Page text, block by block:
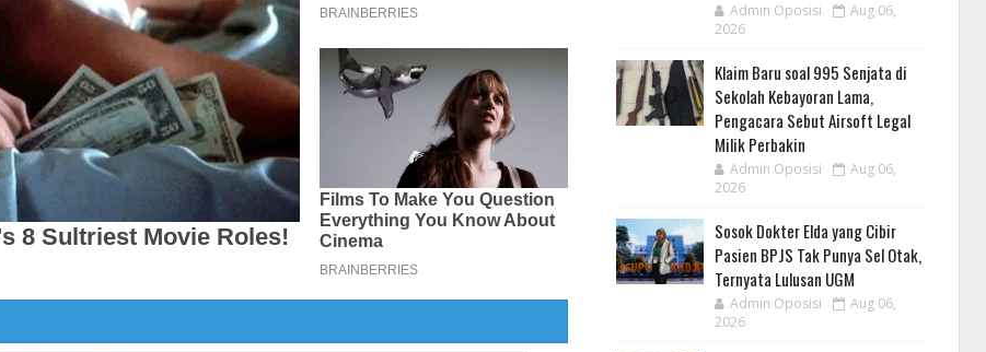
Admin Oposisi
Aug 06,
2026
Klaim Baru soal 995 Senjata di
Sekolah Kebayoran Lama,
Pengacara Sebut Airsoft Legal
Milik Perbakin
Admin Oposisi
Aug 06,
2026
Sosok Dokter Elda yang Cibir
Pasien BPJS Tak Punya Sel Otak,
Ternyata Lulusan UGM
Admin Oposisi
Aug 06,
2026